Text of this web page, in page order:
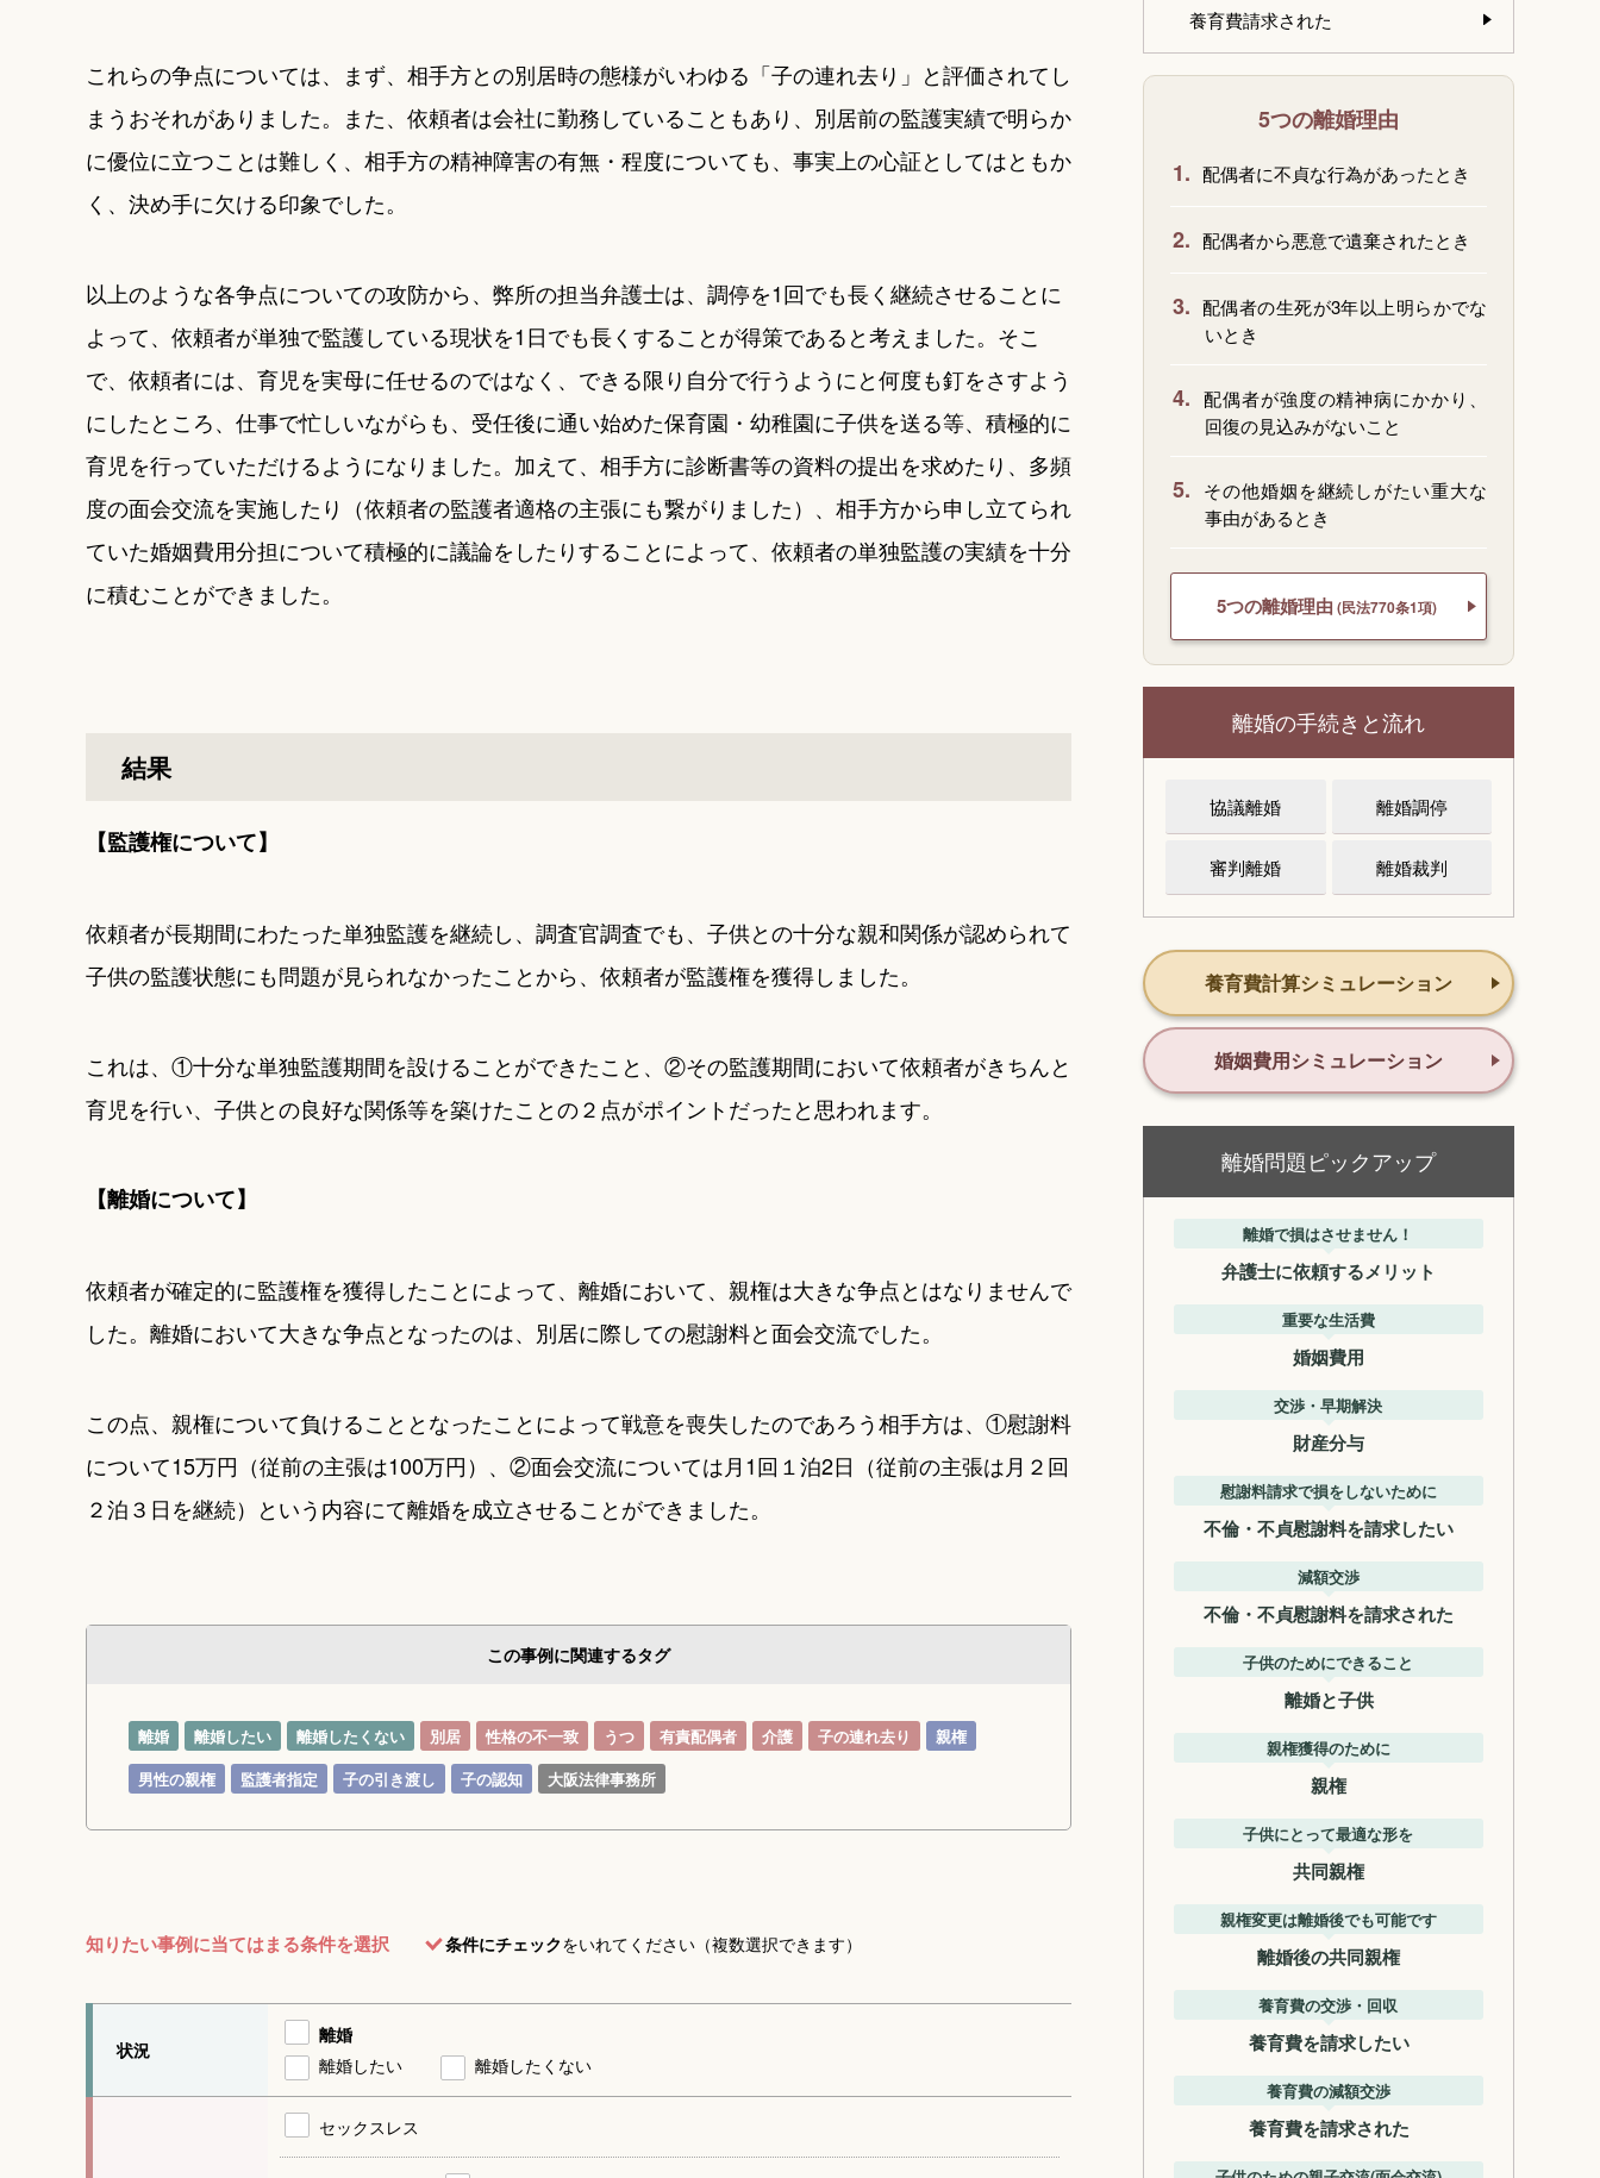
これらの争点については、まず、相手方との別居時の態様がいわゆる「子の連れ去り」と評価されてし
まうおそれがありました。また、依頼者は会社に勤務していることもあり、別居前の監護実績で明らか
に優位に立つことは難しく、相手方の精神障害の有無・程度についても、事実上の心証としてはともか
く、決め手に欠ける印象でした。
以上のような各争点についての攻防から、弊所の担当弁護士は、調停を1回でも長く継続させることに
よって、依頼者が単独で監護している現状を1日でも長くすることが得策であると考えました。そこ
で、依頼者には、育児を実母に任せるのではなく、できる限り自分で行うようにと何度も釘をさすよう
にしたところ、仕事で忙しいながらも、受任後に通い始めた保育園・幼稚園に子供を送る等、積極的に
育児を行っていただけるようになりました。加えて、相手方に診断書等の資料の提出を求めたり、多頻
度の面会交流を実施したり（依頼者の監護者適格の主張にも繋がりました）、相手方から申し立てられ
ていた婚姻費用分担について積極的に議論をしたりすることによって、依頼者の単独監護の実績を十分
に積むことができました。
結果
【監護権について】
依頼者が長期間にわたった単独監護を継続し、調査官調査でも、子供との十分な親和関係が認められて
子供の監護状態にも問題が見られなかったことから、依頼者が監護権を獲得しました。
これは、①十分な単独監護期間を設けることができたこと、②その監護期間において依頼者がきちんと
育児を行い、子供との良好な関係等を築けたことの２点がポイントだったと思われます。
【離婚について】
依頼者が確定的に監護権を獲得したことによって、離婚において、親権は大きな争点とはなりませんで
した。離婚において大きな争点となったのは、別居に際しての慰謝料と面会交流でした。
この点、親権について負けることとなったことによって戦意を喪失したのであろう相手方は、①慰謝料
について15万円（従前の主張は100万円）、②面会交流については月1回１泊2日（従前の主張は月２回
２泊３日を継続）という内容にて離婚を成立させることができました。
この事例に関連するタグ
離婚 離婚したい 離婚したくない 別居 性格の不一致 うつ 有責配偶者 介護 子の連れ去り
親権
男性の親権
監護者指定 子の引き渡し 子の認知 大阪法律事務所
知りたい事例に当てはまる条件を選択 条件にチェックをいれてください（複数選択できます）
状況
離婚
離婚したい
離婚したくない
セックスレス
養育費請求された
5つの離婚理由
1. 配偶者に不貞な行為があったとき
2. 配偶者から悪意で遺棄されたとき
3. 配偶者の生死が3年以上明らかでな
いとき
4. 配偶者が強度の精神病にかかり、
回復の見込みがないこと
5.
その他婚姻を継続しがたい重大な
事由があるとき
5つの離婚理由 (民法770条1項)
離婚の手続きと流れ
協議離婚 離婚調停
審判離婚 離婚裁判
養育費計算シミュレーション
婚姻費用シミュレーション
離婚問題ピックアップ
離婚で損はさせません！
弁護士に依頼するメリット
重要な生活費
婚姻費用
交渉・早期解決
財産分与
慰謝料請求で損をしないために
不倫・不貞慰謝料を請求したい
減額交渉
不倫・不貞慰謝料を請求された
子供のためにできること
離婚と子供
親権獲得のために
親権
子供にとって最適な形を
共同親権
親権変更は離婚後でも可能です
離婚後の共同親権
養育費の交渉・回収
養育費を請求したい
養育費の減額交渉
養育費を請求された